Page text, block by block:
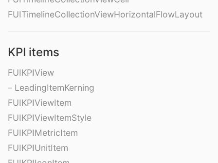
FUITimelineCollectionViewHorizontalFlowLayout
KPI items
FUIKPIView
– LeadingItemKerning
FUIKPIViewItem
FUIKPIViewItemStyle
FUIKPIMetricItem
FUIKPIUnitItem